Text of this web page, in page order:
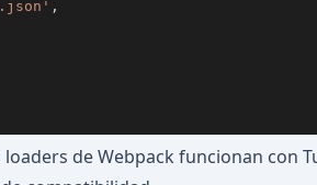
,
loaders de Webpack funcionan con